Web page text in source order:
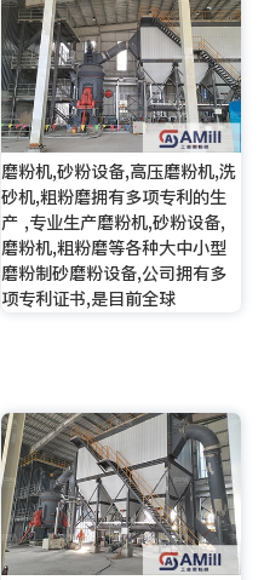
磨粉机,砂粉设备,高压磨粉机,洗
砂机,粗粉磨拥有多项专利的生
产 ,专业生产磨粉机,砂粉设备,
磨粉机,粗粉磨等各种大中小型
磨粉制砂磨粉设备,公司拥有多
项专利证书,是目前全球